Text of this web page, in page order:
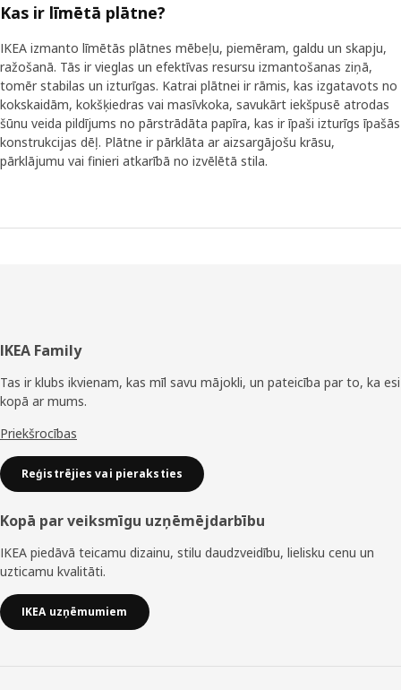
Kas ir līmētā plātne?
IKEA izmanto līmētās plātnes mēbeļu, piemēram, galdu un skapju,
ražošanā. Tās ir vieglas un efektīvas resursu izmantošanas ziņā,
tomēr stabilas un izturīgas. Katrai plātnei ir rāmis, kas izgatavots no
kokskaidām, kokšķiedras vai masīvkoka, savukārt iekšpusē atrodas
šūnu veida pildījums no pārstrādāta papīra, kas ir īpaši izturīgs īpašās
konstrukcijas dēļ. Plātne ir pārklāta ar aizsargājošu krāsu,
pārklājumu vai finieri atkarībā no izvēlētā stila.
Kājene
IKEA Family
Tas ir klubs ikvienam, kas mīl savu mājokli, un pateicība par to, ka esi
kopā ar mums.
Priekšrocības
Reģistrējies vai pieraksties
Kopā par veiksmīgu uzņēmējdarbību
IKEA piedāvā teicamu dizainu, stilu daudzveidību, lielisku cenu un
uzticamu kvalitāti.
IKEA uzņēmumiem